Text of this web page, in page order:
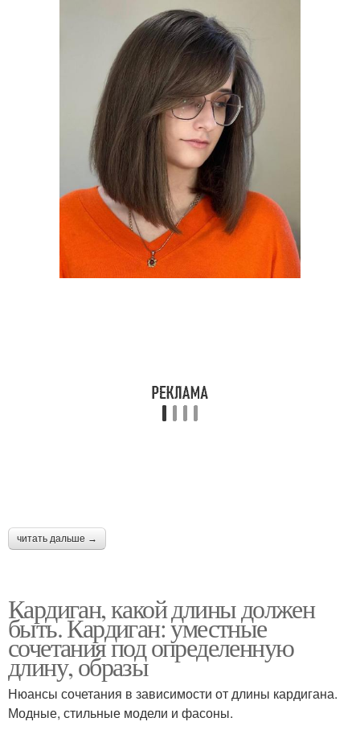
читать дальше →
Кардиган, какой длины должен
быть. Кардиган: уместные
сочетания под определенную
длину, образы
Нюансы сочетания в зависимости от длины кардигана.
Модные, стильные модели и фасоны.